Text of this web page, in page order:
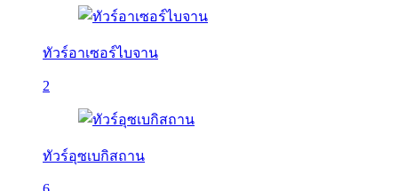
ทัวร์อาเซอร์ไบจาน
2
ทัวร์อุซเบกิสถาน